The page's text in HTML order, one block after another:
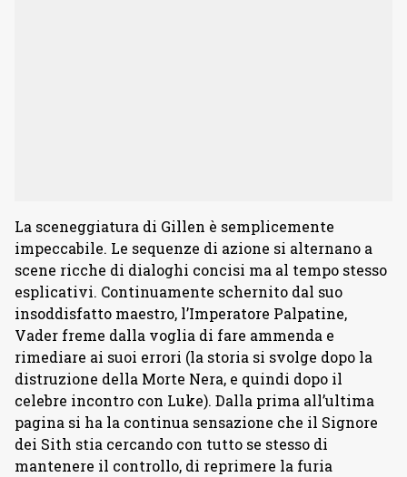
La sceneggiatura di Gillen è semplicemente
impeccabile. Le sequenze di azione si alternano a
scene ricche di dialoghi concisi ma al tempo stesso
esplicativi. Continuamente schernito dal suo
insoddisfatto maestro, l’Imperatore Palpatine,
Vader freme dalla voglia di fare ammenda e
rimediare ai suoi errori (la storia si svolge dopo la
distruzione della Morte Nera, e quindi dopo il
celebre incontro con Luke). Dalla prima all’ultima
pagina si ha la continua sensazione che il Signore
dei Sith stia cercando con tutto se stesso di
mantenere il controllo, di reprimere la furia